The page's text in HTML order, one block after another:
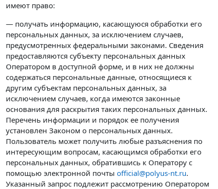
имеют право:
— получать информацию, касающуюся обработки его
персональных данных, за исключением случаев,
предусмотренных федеральными законами. Сведения
предоставляются субъекту персональных данных
Оператором в доступной форме, и в них не должны
содержаться персональные данные, относящиеся к
другим субъектам персональных данных, за
исключением случаев, когда имеются законные
основания для раскрытия таких персональных данных.
Перечень информации и порядок ее получения
установлен Законом о персональных данных.
Пользователь может получить любые разъяснения по
интересующим вопросам, касающимся обработки его
персональных данных, обратившись к Оператору с
помощью электронной почты official@polyus-nt.ru.
Указанный запрос подлежит рассмотрению Оператором